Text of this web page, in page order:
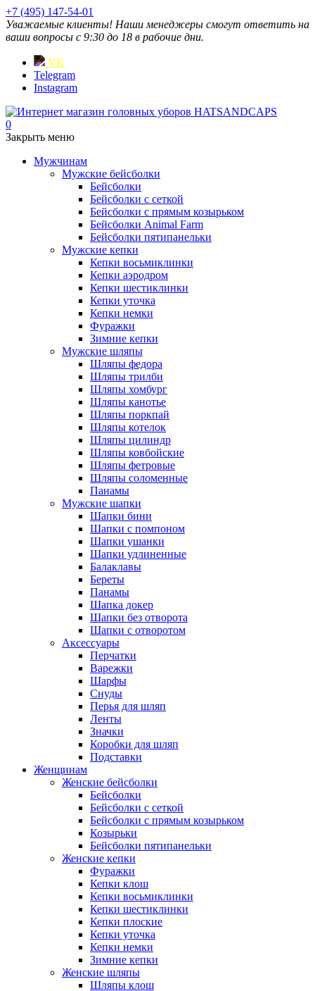
+7 (495) 147-54-01
Уважаемые клиенты! Наши менеджеры смогут ответить на
ваши вопросы с 9:30 до 18 в рабочие дни.
VK
Telegram
Instagram
0
Закрыть меню
Мужчинам
Мужские бейсболки
Бейсболки
Бейсболки с сеткой
Бейсболки с прямым козырьком
Бейсболки Animal Farm
Бейсболки пятипанельки
Мужские кепки
Кепки восьмиклинки
Кепки аэродром
Кепки шестиклинки
Кепки уточка
Кепки немки
Фуражки
Зимние кепки
Мужские шляпы
Шляпы федора
Шляпы трилби
Шляпы хомбург
Шляпы канотье
Шляпы поркпай
Шляпы котелок
Шляпы цилиндр
Шляпы ковбойские
Шляпы фетровые
Шляпы соломенные
Панамы
Мужские шапки
Шапки бини
Шапки с помпоном
Шапки ушанки
Шапки удлиненные
Балаклавы
Береты
Панамы
Шапка докер
Шапки без отворота
Шапки с отворотом
Аксессуары
Перчатки
Варежки
Шарфы
Снуды
Перья для шляп
Ленты
Значки
Коробки для шляп
Подставки
Женщинам
Женские бейсболки
Бейсболки
Бейсболки с сеткой
Бейсболки с прямым козырьком
Козырьки
Бейсболки пятипанельки
Женские кепки
Фуражки
Кепки клош
Кепки восьмиклинки
Кепки шестиклинки
Кепки плоские
Кепки уточка
Кепки немки
Зимние кепки
Женские шляпы
Шляпы клош